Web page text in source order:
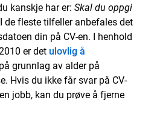
kanskje har er: Skal du oppgi
de fleste tilfeller anbefales det
din på CV-en. I henhold
er det ulovlig å
grunnlag av alder på
Hvis du ikke får svar på CV-
jobb, kan du prøve å fjerne